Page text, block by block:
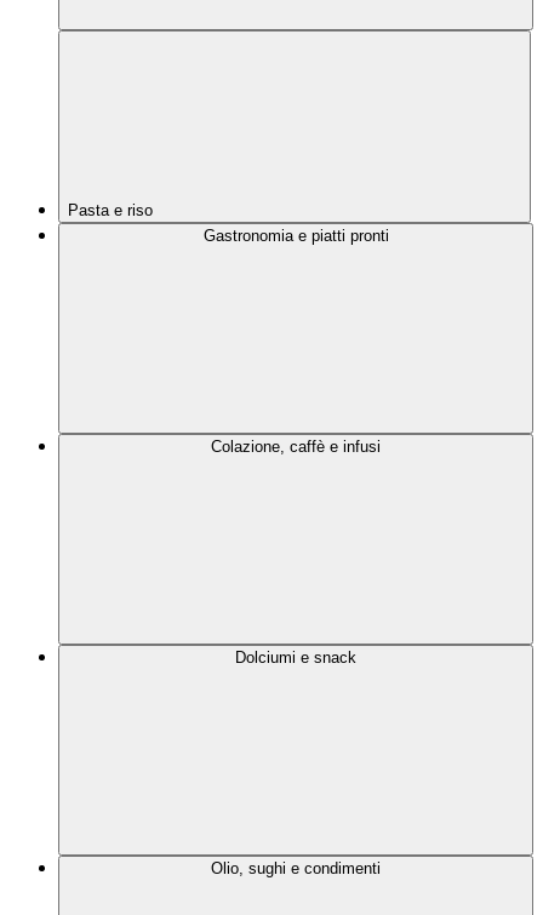
Pasta e riso
Gastronomia e piatti pronti
Colazione, caffè e infusi
Dolciumi e snack
Olio, sughi e condimenti